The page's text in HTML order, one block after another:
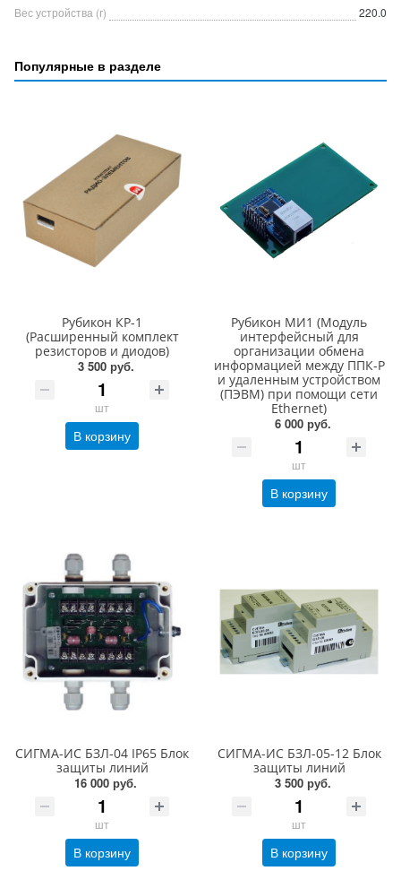
Вес устройства (г)
220.0
Популярные в разделе
Рубикон КР-1
(Расширенный комплект
резисторов и диодов)
3 500 руб.
шт
В корзину
Рубикон МИ1 (Модуль
интерфейсный для
организации обмена
информацией между ППК-Р
и удаленным устройством
(ПЭВМ) при помощи сети
Ethernet)
6 000 руб.
шт
В корзину
СИГМА-ИС БЗЛ-04 IP65 Блок
защиты линий
16 000 руб.
шт
В корзину
СИГМА-ИС БЗЛ-05-12 Блок
защиты линий
3 500 руб.
шт
В корзину